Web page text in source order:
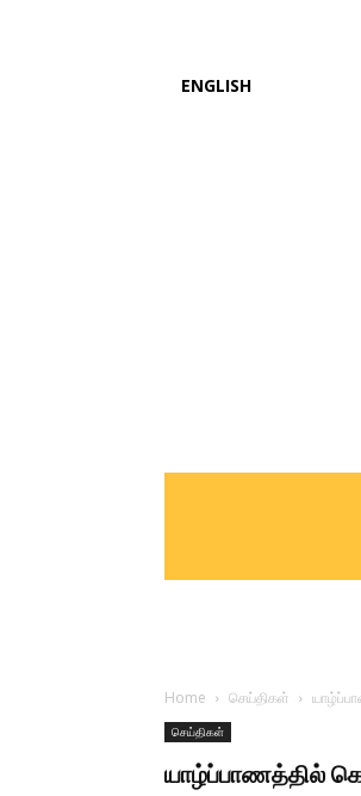
ENGLISH
Home செய்திகள்
செய்திகள்
யாழ்ப்பாணத்தில்